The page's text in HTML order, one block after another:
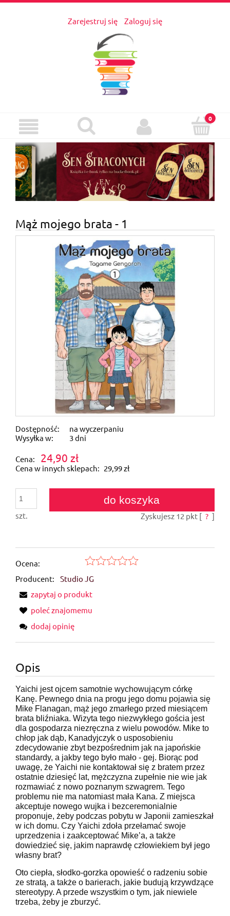
Zarejestruj się Zaloguj się
Mąż mojego brata - 1
Dostępność:
na wyczerpaniu
Wysyłka w:
3 dni
Cena: 24,90 zł
Cena w innych sklepach: 29,99 zł
szt.
do koszyka
Zyskujesz 12 pkt [ ? ]
Ocena:
Producent:
Studio JG
zapytaj o produkt
poleć znajomemu
dodaj opinię
Opis
Yaichi jest ojcem samotnie wychowującym córkę
Kanę. Pewnego dnia na progu jego domu pojawia się
Mike Flanagan, mąż jego zmarłego przed miesiącem
brata bliźniaka. Wizyta tego niezwykłego gościa jest
dla gospodarza niezręczna z wielu powodów. Mike to
chłop jak dąb, Kanadyjczyk o usposobieniu
zdecydowanie zbyt bezpośrednim jak na japońskie
standardy, a jakby tego było mało - gej. Biorąc pod
uwagę, że Yaichi nie kontaktował się z bratem przez
ostatnie dziesięć lat, mężczyzna zupełnie nie wie jak
rozmawiać z nowo poznanym szwagrem. Tego
problemu nie ma natomiast mała Kana. Z miejsca
akceptuje nowego wujka i bezceremonialnie
proponuje, żeby podczas pobytu w Japonii zamieszkał
w ich domu. Czy Yaichi zdoła przełamać swoje
uprzedzenia i zaakceptować Mike’a, a także
dowiedzieć się, jakim naprawdę człowiekiem był jego
własny brat?
Oto ciepła, słodko-gorzka opowieść o radzeniu sobie
ze stratą, a także o barierach, jakie budują krzywdzące
stereotypy. A przede wszystkim o tym, jak niewiele
trzeba, żeby je zburzyć.